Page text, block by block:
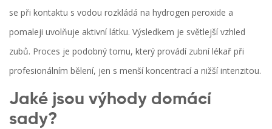
se při kontaktu s vodou rozkládá na hydrogen peroxide a
pomaleji uvolňuje aktivní látku. Výsledkem je světlejší vzhled
zubů. Proces je podobný tomu, který provádí zubní lékař při
profesionálním bělení, jen s menší koncentrací a nižší intenzitou.
Jaké jsou výhody domácí
sady?